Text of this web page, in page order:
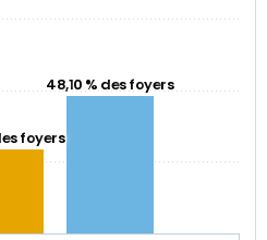
foyers
48,10 % des foyers